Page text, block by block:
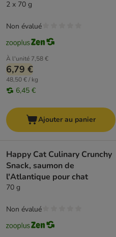
2 x 70 g
À l'unité 7,58 €
6,79 €
48,50 € / kg
6,45 €
Non évalué
Ajouter au panier
Happy Cat Culinary Crunchy
Snack, saumon de
l'Atlantique pour chat
70 g
Non évalué